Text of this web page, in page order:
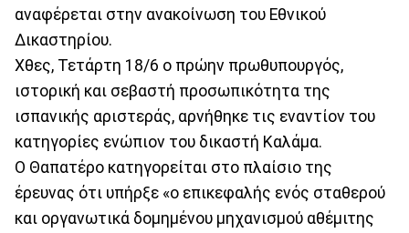
αναφέρεται στην ανακοίνωση του Εθνικού
Δικαστηρίου.
Χθες, Τετάρτη 18/6 ο πρώην πρωθυπουργός,
ιστορική και σεβαστή προσωπικότητα της
ισπανικής αριστεράς, αρνήθηκε τις εναντίον του
κατηγορίες ενώπιον του δικαστή Καλάμα.
Ο Θαπατέρο κατηγορείται στο πλαίσιο της
έρευνας ότι υπήρξε «ο επικεφαλής ενός σταθερού
και οργανωτικά δομημένου μηχανισμού αθέμιτης